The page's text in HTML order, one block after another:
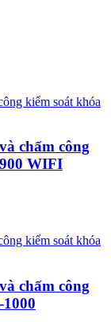
chấm công
WIFI
chấm công